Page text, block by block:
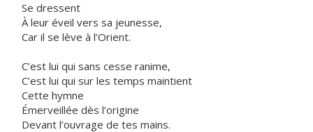
Se dressent
À leur éveil vers sa jeunesse,
Car il se lève à l’Orient.
C’est lui qui sans cesse ranime,
C’est lui qui sur les temps maintient
Cette hymne
Émerveillée dès l’origine
Devant l’ouvrage de tes mains.